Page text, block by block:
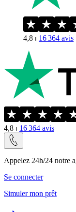
4,8 ⏐ 16 364 avis
4,8 ⏐ 16 364 avis
Appelez 24h/24 notre
Se connecter
Simuler mon prêt